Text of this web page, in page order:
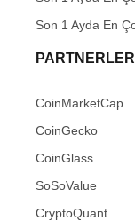
Son 1 Ayda En
CoinMarketCap
CoinGecko
CoinGlass
SoSoValue
CryptoQuant